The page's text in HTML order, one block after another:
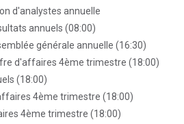
d'analystes annuelle
annuels (08:00)
générale annuelle (16:30)
d'affaires 4ème trimestre (18:00)
(18:00)
4ème trimestre (18:00)
4ème trimestre (18:00)